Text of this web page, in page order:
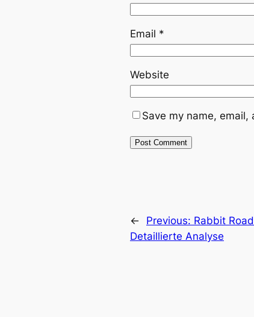
Email *
Website
Save my name,
← Previous: Rabbit
Detaillierte Analyse